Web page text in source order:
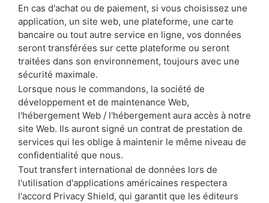
En cas d'achat ou de paiement, si vous choisissez une
application, un site web, une plateforme, une carte
bancaire ou tout autre service en ligne, vos données
seront transférées sur cette plateforme ou seront
traitées dans son environnement, toujours avec une
sécurité maximale.
Lorsque nous le commandons, la société de
développement et de maintenance Web,
l'hébergement Web / l'hébergement aura accès à notre
site Web. Ils auront signé un contrat de prestation de
services qui les oblige à maintenir le même niveau de
confidentialité que nous.
Tout transfert international de données lors de
l'utilisation d'applications américaines respectera
l'accord Privacy Shield, qui garantit que les éditeurs